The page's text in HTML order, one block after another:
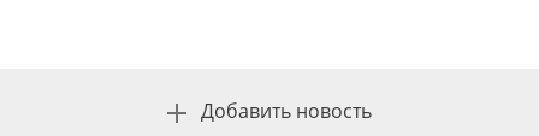
Добавить новость